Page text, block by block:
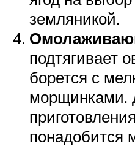
земляникой.
подтягивает
борется с
морщинками.
понадобится